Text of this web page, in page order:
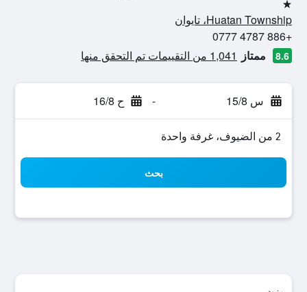
نجمة واحدة
Huatan Township، تايوان
+886 4787 0777
8.6 ممتاز 1,041 من التقييمات تم التحقق منها
س 15/8 - ح 16/8
2 من الضيوف، غرفة واحدة
بحث